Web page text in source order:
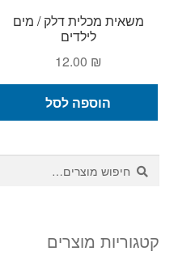
משאית מכלית דלק / מים
לילדים
12.00 ₪
הוספה לסל
חיפוש
עבור:
חיפוש
קטגוריות מוצרים